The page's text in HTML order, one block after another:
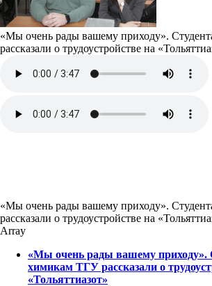
«Мы очень рады вашему приходу».
рассказали о трудоустройстве на
«Мы очень рады вашему приходу».
рассказали о трудоустройстве на
Array
«Мы очень рады вашему приходу».
химикам ТГУ рассказали о
«Тольяттиазот»